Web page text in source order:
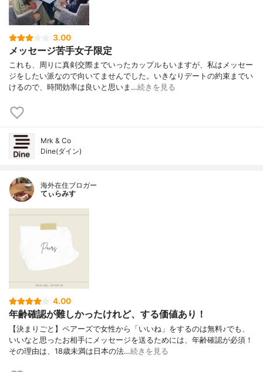
3.00
メッセージ苦手女子限定
これも、周りに真剣交際までいったカップルもいますが、私はメッセー
ジをしたい派なので向いてませんでした。いきなりデートの約束までい
けるので、時間効率は良いと思いま…続きを見る
Mrk & Co
Dine(ダイン)
海外在住ブロガー
てぃらみす
4.00
年齢確認が難しかったけれど、する価値あり！
【決まりごと】ペアーズで女性から「いいね」をするのは無料♪でも、
いいなと思ったお相手にメッセージを送るためには、年齢確認が必須！
その理由は、18歳未満は日本の法…続きを見る